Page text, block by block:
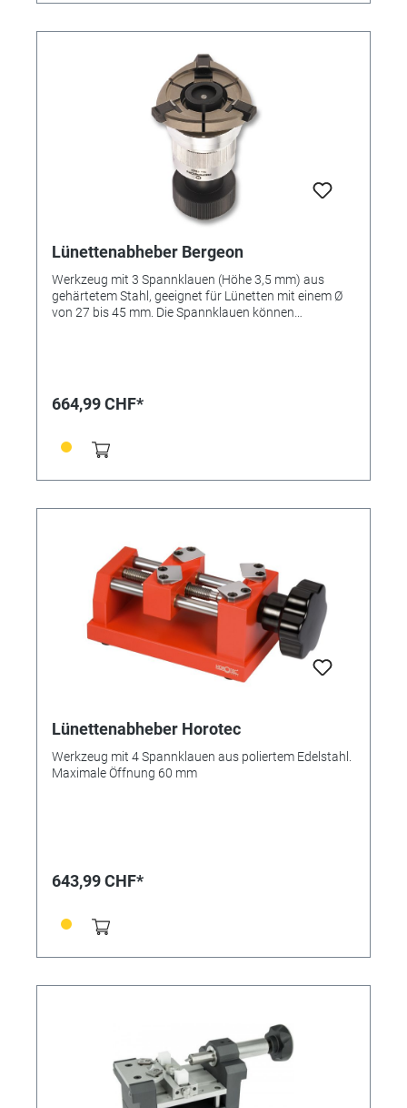
Lünettenabheber Bergeon
Werkzeug mit 3 Spannklauen (Höhe 3,5 mm) aus
gehärtetem Stahl, geeignet für Lünetten mit einem Ø
von 27 bis 45 mm. Die Spannklauen können
664,99 CHF*
Lünettenabheber Horotec
Werkzeug mit 4 Spannklauen aus poliertem Edelstahl.
Maximale Öffnung 60 mm
643,99 CHF*